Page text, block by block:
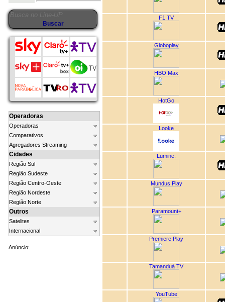
Operadoras
Operadoras
Comparativos
Agregadores Streaming
Cidades
Região Sul
Região Sudeste
Região Centro-Oeste
Região Nordeste
Região Norte
Outros
Satelites
Internacional
Anúncio:
F1 TV
Globoplay
HBO Max
HotGo
Looke
Lumine.
Mundus Play
Paramount+
Premiere Play
Tamanduá TV
YouTube